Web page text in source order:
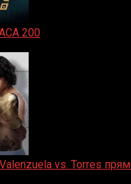
200
vs. Torres